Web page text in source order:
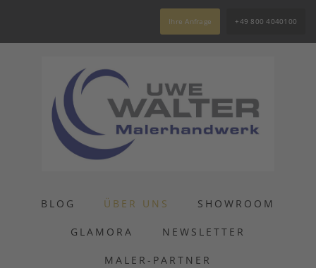
Ihre Anfrage +49 800 4040100
BLOG ÜBER UNS SHOWROOM
GLAMORA NEWSLETTER
MALER-PARTNER